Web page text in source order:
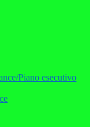
Piano esecutivo